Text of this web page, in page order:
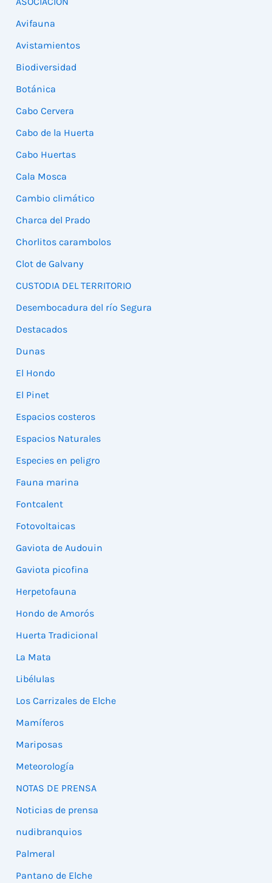
Avifauna
Avistamientos
Biodiversidad
Botánica
Cabo Cervera
Cabo de la Huerta
Cabo Huertas
Cala Mosca
Cambio climático
Charca del Prado
Chorlitos carambolos
Clot de Galvany
CUSTODIA DEL TERRITORIO
Desembocadura del río Segura
Destacados
Dunas
El Hondo
El Pinet
Espacios costeros
Espacios Naturales
Especies en peligro
Fauna marina
Fontcalent
Fotovoltaicas
Gaviota de Audouin
Gaviota picofina
Herpetofauna
Hondo de Amorós
Huerta Tradicional
La Mata
Libélulas
Los Carrizales de Elche
Mamíferos
Mariposas
Meteorología
NOTAS DE PRENSA
Noticias de prensa
nudibranquios
Palmeral
Pantano de Elche